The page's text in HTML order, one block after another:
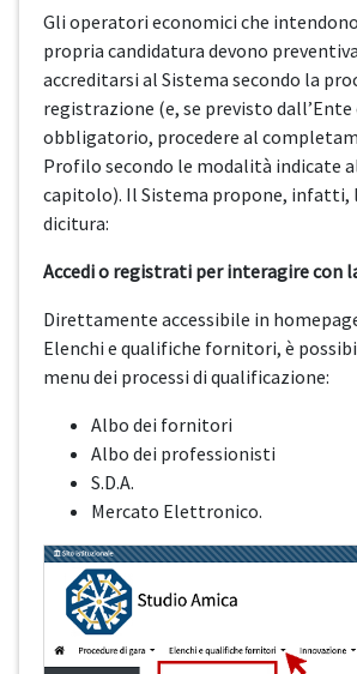
Gli operatori economici che
propria candidatura devono
accreditarsi al Sistema secondo la
registrazione (e, se previsto dall’Ente
obbligatorio, procedere al
Profilo secondo le modalità indicate
capitolo). Il Sistema propone, infatti,
dicitura:
Accedi o registrati per interagire con
Direttamente accessibile in
Elenchi e qualifiche fornitori, è
menu dei processi di qualificazione:
Albo dei fornitori
Albo dei professionisti
S.D.A.
Mercato Elettronico.